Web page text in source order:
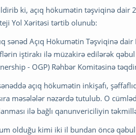
ki, açıq hökumətin təşviqinə dair
Yol Xəritəsi tərtib olunub:
sənəd Açıq Hökumətin Təşviqinə
iştirakı ilə müzakirə edilərək qəbul
- OGP) Rəhbər Komitəsinə
açıq hökumətin inkişafı,
məsələlər nəzərdə tutulub. O
ilə bağlı qanunvericiliyin
olduğu kimi iki il bundan öncə